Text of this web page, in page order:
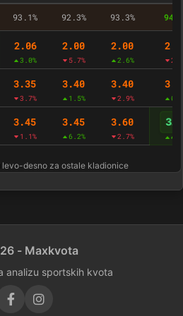
93.1% 92.3% 93.3%
2.06
3.0%
2.00
5.7%
2.00
2.6%
3.35
3.7%
3.40
1.5%
3.40
2.9%
3.45
1.1%
3.45
6.2%
3.60
2.7%
desno za ostale kladionice
- Maxkvota
analizu sportskih kvota